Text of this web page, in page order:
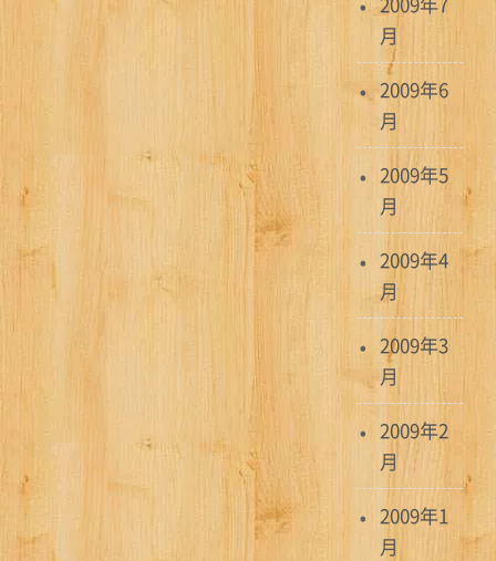
月
2009年6
月
2009年5
月
2009年4
月
2009年3
月
2009年2
月
2009年1
月